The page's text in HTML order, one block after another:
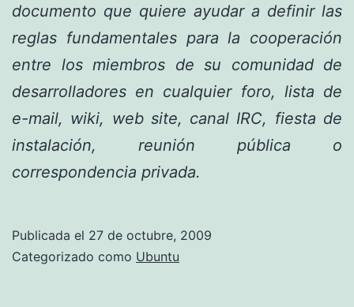
documento que quiere ayudar a definir las
reglas fundamentales para la cooperación
entre los miembros de su comunidad de
desarrolladores en cualquier foro, lista de
e-mail, wiki, web site, canal IRC, fiesta de
instalación, reunión pública o
correspondencia privada.
Publicada el 27 de octubre, 2009
Categorizado como Ubuntu